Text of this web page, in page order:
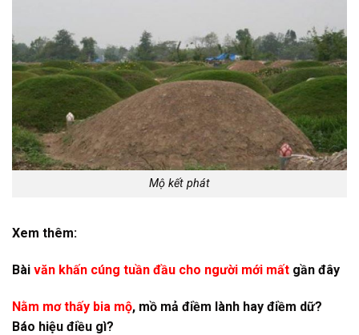
Mộ kết phát
Xem thêm:
Bài văn khấn cúng tuần đầu cho người mới mất gần đây
Nằm mơ thấy bia mộ, mồ mả điềm lành hay điềm dữ?
Báo hiệu điều gì?